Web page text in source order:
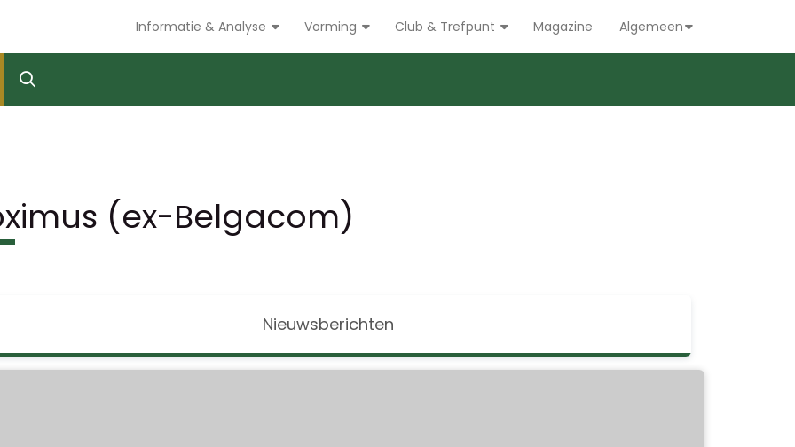
Informatie & Analyse Vorming Club & Trefpunt Magazine Algemeen
(ex-Belgacom)
Nieuwsberichten